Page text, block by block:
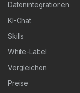
Datenintegrationen
KI-Chat
Skills
White-Label
Vergleichen
Preise